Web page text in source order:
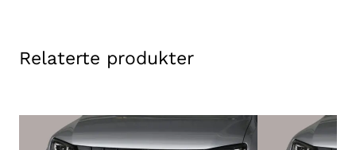
7
Relaterte produkter